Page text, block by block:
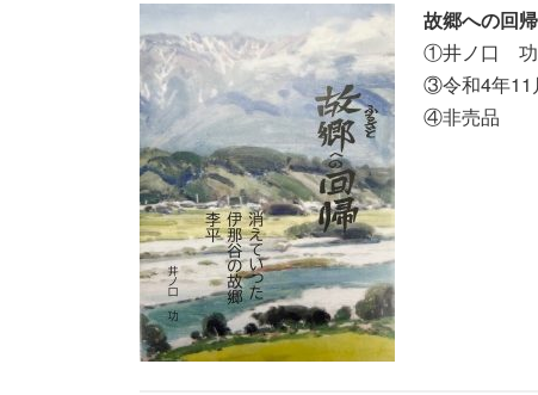
故郷への回
①井ノ口 功
③令和4年11
④非売品